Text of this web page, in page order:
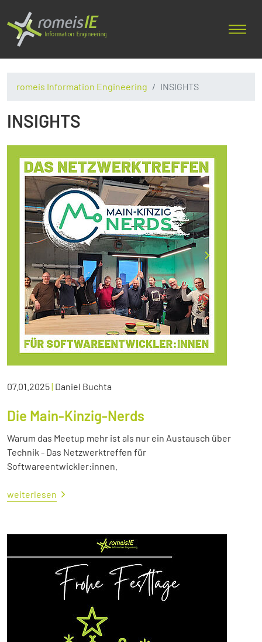
romeis Information Engineering INSIGHTS
INSIGHTS
07.01.2025| Daniel Buchta
Die Main-Kinzig-Nerds
Warum das Meetup mehr ist als nur ein Austausch über
Technik - Das Netzwerktreffen für
Softwareentwickler:innen.
weiterlesen